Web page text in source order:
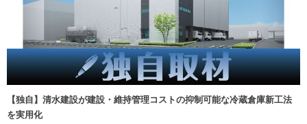
【独自】清水建設が建設・維持管理コストの抑制可能な冷蔵倉庫新工法
を実用化